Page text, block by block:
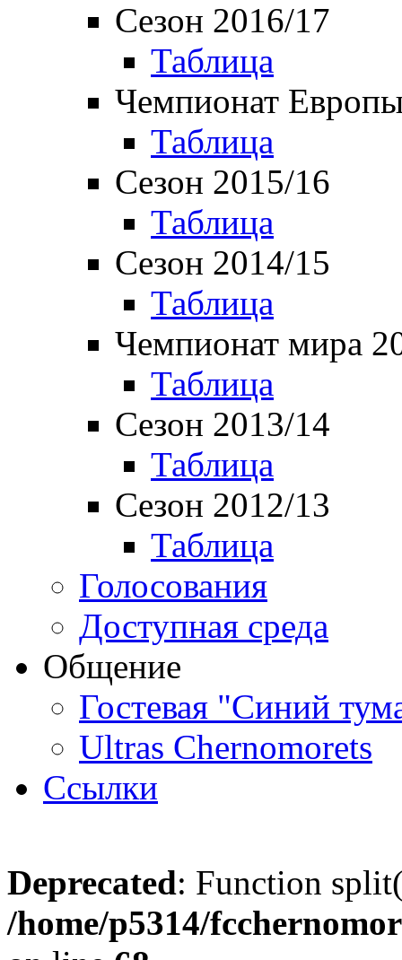
Сезон 2016/17
Таблица
Чемпионат
Таблица
Сезон 2015/16
Таблица
Сезон 2014/15
Таблица
Чемпионат мира
Таблица
Сезон 2013/14
Таблица
Сезон 2012/13
Таблица
Голосования
Доступная среда
Общение
Гостевая "Синий
Ultras Chernomorets
Ссылки
Deprecated: Function
/home/p5314/